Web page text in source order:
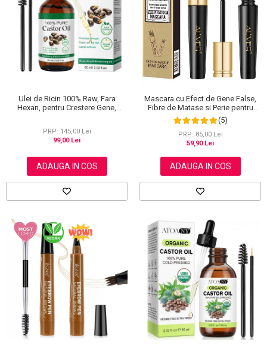
Scrub / Balsam de buze
Netestate pe Animale
Ulei de Ricin 100% Raw, Fara
Hexan, pentru Crestere Gene,
PRP: 145,00 Lei
99,00 Lei
ADAUGA IN COS
Mascara cu Efect de Gene False,
Fibre de Matase si Perie pentru
Curbare, Aliver 4D Extra Volume,
Waterproof, Negru,10 g
(5)
PRP: 85,00 Lei
59,90 Lei
ADAUGA IN COS